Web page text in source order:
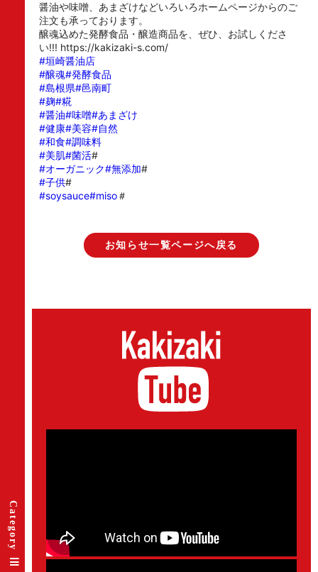
Category
醤油や味噌、あまざけなどいろいろホームページからのご
注文も承っております。
醸魂込めた発酵食品・醸造商品を、ぜひ、お試しくださ
い!!! https://kakizaki-s.com/
#垣崎醤油店
#醸魂#発酵食品
#島根県#邑南町
#麹#糀
#醤油#味噌#あまざけ
#健康#美容#自然
#和食#調味料
#美肌#菌活#
#オーガニック#無添加#
#子供#
#soysauce#miso＃
お知らせ一覧ページへ戻る